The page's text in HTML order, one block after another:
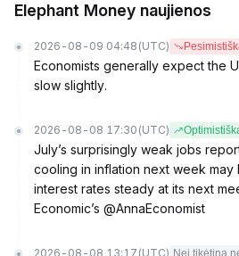
Elephant Money naujienos
2026-08-09 04:48 (UTC)
Economists generally expect the
slow slightly.
2026-08-08 17:30 (UTC)
July’s surprisingly weak jobs
cooling in inflation next week may
interest rates steady at its next
Economic’s @AnnaEconomist
2026-08-08 13:17 (UTC) Nei tikėtina